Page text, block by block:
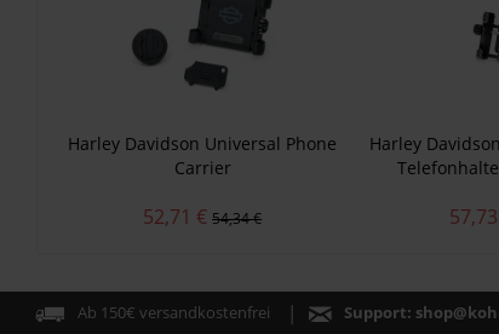
Harley Davidson Universal Phone
Carrier
52,71 € 54,34 €
Harley
Ab 150€ versandkostenfrei Support: